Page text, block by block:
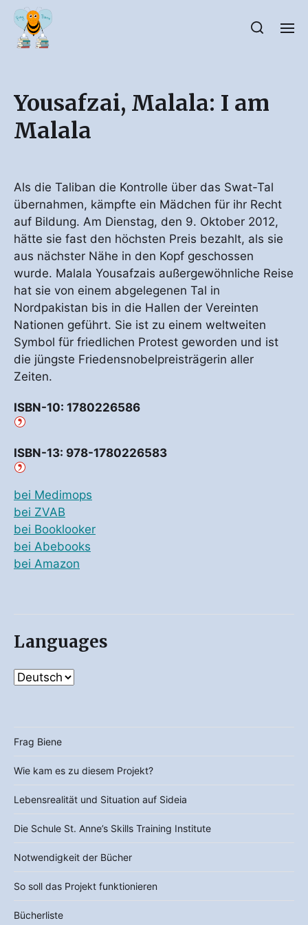
Yousafzai, Malala: I am
Malala
Als die Taliban die Kontrolle über das Swat-Tal
übernahmen, kämpfte ein Mädchen für ihr Recht
auf Bildung. Am Dienstag, den 9. Oktober 2012,
hätte sie fast den höchsten Preis bezahlt, als sie
aus nächster Nähe in den Kopf geschossen
wurde. Malala Yousafzais außergewöhnliche Reise
hat sie von einem abgelegenen Tal in
Nordpakistan bis in die Hallen der Vereinten
Nationen geführt. Sie ist zu einem weltweiten
Symbol für friedlichen Protest geworden und ist
die jüngste Friedensnobelpreisträgerin aller
Zeiten.
ISBN-10: 1780226586
ISBN-13: 978-1780226583
bei Medimops
bei ZVAB
bei Booklooker
bei Abebooks
bei Amazon
Languages
Frag Biene
Wie kam es zu diesem Projekt?
Lebensrealität und Situation auf Sideia
Die Schule St. Anne’s Skills Training Institute
Notwendigkeit der Bücher
So soll das Projekt funktionieren
Bücherliste